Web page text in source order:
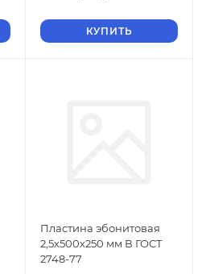
КУПИТЬ
Пластина эбонитовая
2,5х500х250 мм В ГОСТ
2748-77